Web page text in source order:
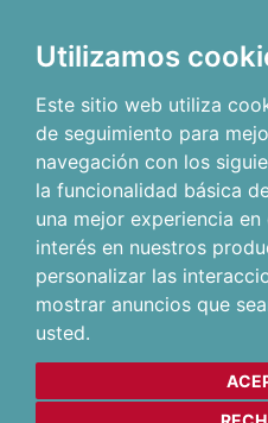
Utilizamos
Este sitio web utiliza
de seguimiento para
navegación con los
la funcionalidad básica
una mejor experiencia
interés en nuestros
personalizar las
mostrar anuncios que
usted.